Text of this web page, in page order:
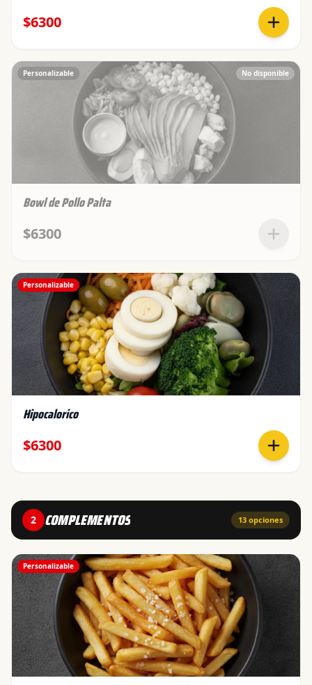
$6300
Personalizable No disponible
Bowl de Pollo Palta
$6300
Personalizable
Hipocalorico
$6300
2 COMPLEMENTOS 13 opciones
Personalizable